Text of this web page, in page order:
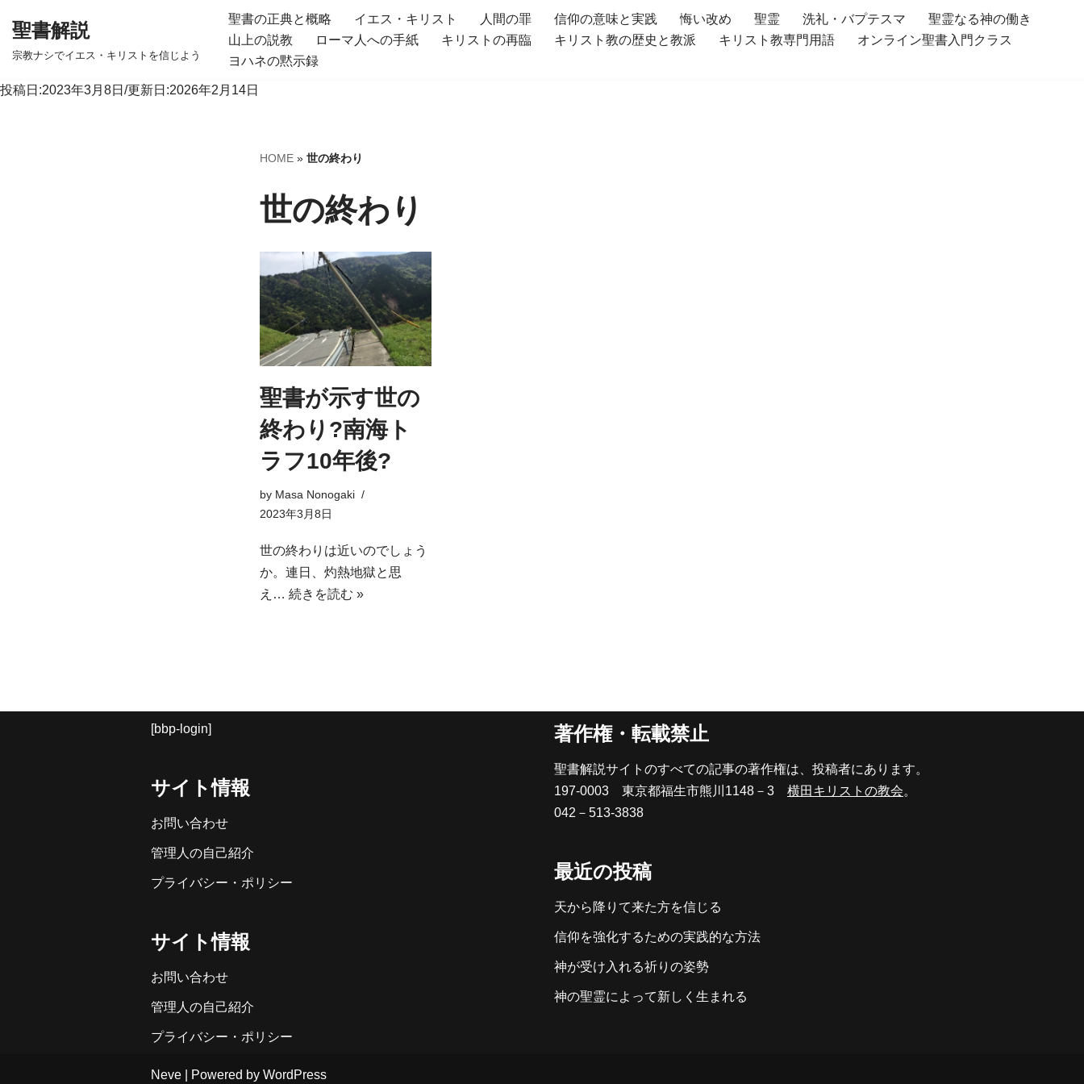
テ
聖書解説
宗教ナシでイエス・キリストを信じよう
聖書の正典と概略 イエス・キリスト 人間の罪 信仰の意味と実践 悔い改め 聖霊 洗礼・バプテスマ
聖霊なる神の働き
山上の説教
ローマ人への手紙 キリストの再臨 キリスト教の歴史と教派 キリスト教専門用語
オンライン聖書入門クラス
ヨハネの黙示録
投稿日:2023年3月8日/更新日:2026年2月14日
HOME » 世の終わり
世の終わり
聖書が示す世の
終わり?南海ト
ラフ10年後?
by Masa Nonogaki
2023年3月8日
世の終わりは近いのでしょう
か。連日、灼熱地獄と思
え… 続きを読む »
[bbp-login]
サイト情報
お問い合わせ
管理人の自己紹介
プライバシー・ポリシー
サイト情報
お問い合わせ
管理人の自己紹介
プライバシー・ポリシー
著作権・転載禁止
聖書解説サイトのすべての記事の著作権は、投稿者にあります。
197-0003 東京都福生市熊川1148－3 横田キリストの教会。
042－513-3838
最近の投稿
天から降りて来た方を信じる
信仰を強化するための実践的な方法
神が受け入れる祈りの姿勢
神の聖霊によって新しく生まれる
Neve | Powered by WordPress